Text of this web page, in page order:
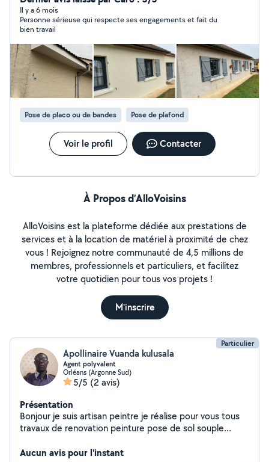
services professionnels à des prix justes.
Il y a 6 mois
Personne sérieuse qui respecte ses engagements et fait du
bien travail
Pose de placo ou de bandes Pose de plafond
Voir le profil Contacter
À Propos d’AlloVoisins
AlloVoisins est la plateforme dédiée aux prestations de
services et à la location de matériel à proximité de chez
vous ! Rejoignez notre communauté de 4,5 millions de
membres, professionnels et particuliers, et facilitez
votre quotidien pour tous vos projets !
M'inscrire
Particulier
Apollinaire Vuanda kulusala
Agent polyvalent
Orléans (Argonne Sud)
5/5 (2 avis)
Présentation
Bonjour je suis artisan peintre je réalise pour vous tous
travaux de renovation peinture pose de sol souple
montage meuble Aide de aux déménagement des
Aucun avis pour l'instant